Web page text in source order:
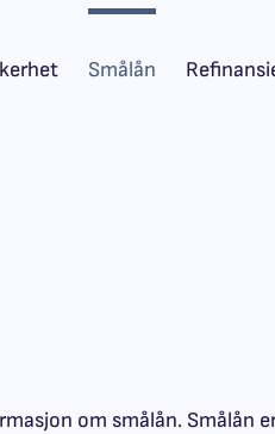
Smålån
om smålån. Smålån